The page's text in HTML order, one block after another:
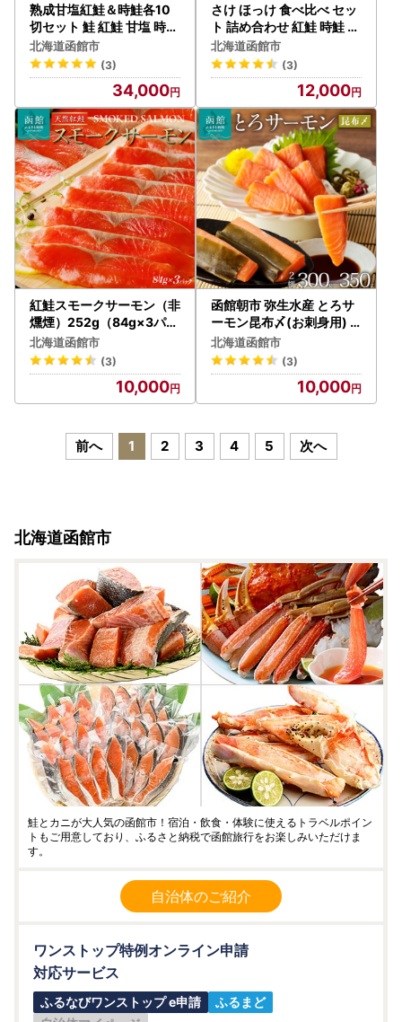
熟成甘塩紅鮭＆時鮭各10
切セット 鮭 紅鮭 甘塩 時鮭
トキシラズ 各10切れ 冷凍
おつまみ おかず 北海道 函
館市 ふるさと納税_HD08
北海道函館市
(3)
34,000
さけ ほっけ 食べ比べ セッ
ト 詰め合わせ 紅鮭 時鮭 根
ほっけ 縞ほっけ 4種 脂の
り 上品な甘み 肉厚 ジュー
シー 切身 旨味 真空パック
魚 おかず ご飯のお供 冷凍
配送 お取り寄せ お取り寄
せグルメ 北海道 函館市 送
料無料_HD060-001
北海道函館市
(3)
12,000
紅鮭スモークサーモン（非
燻煙）252g（84g×3パッ
ク）_HD139-014
北海道函館市
(3)
10,000
函館朝市 弥生水産 とろサ
ーモン昆布〆(お刺身用)
函館加工 トロサーモン サ
ーモン 昆布締め 刺身 おつ
まみ 海鮮 真昆布 北海道 函
館市 ふるさと納税 お取り
寄せ 送料無料_HD032-05
北海道函館市
(3)
10,000
前へ 1 2 3 4 5 次へ
北海道函館市
鮭とカニが大人気の函館市！宿泊・飲食・体験に使えるトラベルポイン
トもご用意しており、ふるさと納税で函館旅行をお楽しみいただけま
す。
自治体のご紹介
ワンストップ特例オンライン申請
対応サービス
ふるなびワンストップ e申請
ふるまど